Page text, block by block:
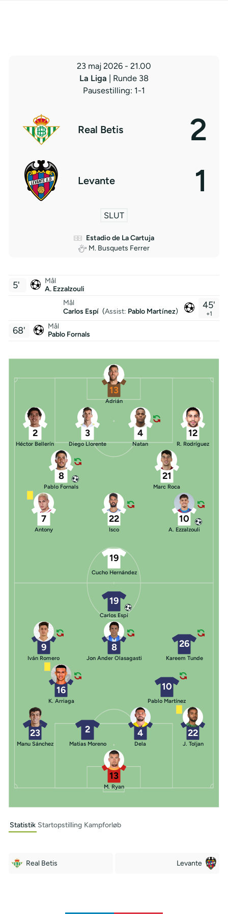
23 maj 2026 - 21.00
La Liga
| Runde 38
Pausestilling: 1-1
Real Betis 2
Levante 1
SLUT
Estadio de La Cartuja
M. Busquets Ferrer
Mål
A. Ezzalzouli
5'
45'
+1
Mål
Carlos Espí (Assist: Pablo Martínez)
Mål
Pablo Fornals
68'
13
Adrián
12
R. Rodríguez
4
Natan
3
Diego Llorente
2
Héctor Bellerín
21
Marc Roca
8
Pablo Fornals
10
A. Ezzalzouli
22
Isco
7
Antony
19
Cucho Hernández
13
M. Ryan
23
Manu Sánchez
2
Matias Moreno
4
Dela
22
J. Toljan
16
K. Arriaga
10
Pablo Martínez
9
Iván Romero
8
Jon Ander Olasagasti
26
Kareem Tunde
19
Carlos Espí
Statistik Startopstilling Kampforløb
Real Betis Levante